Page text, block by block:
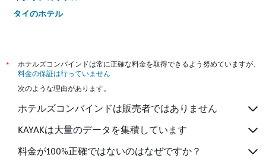
タイのホテル
*
ホテルズコンバインドは常に正確な料金を取得できるよう努めていますが、
料金の保証は行っていません
次のような理由があります。
ホテルズコンバインドは販売者ではありません
KAYAKは大量のデータを集積しています
料金が100%正確ではないのはなぜですか？